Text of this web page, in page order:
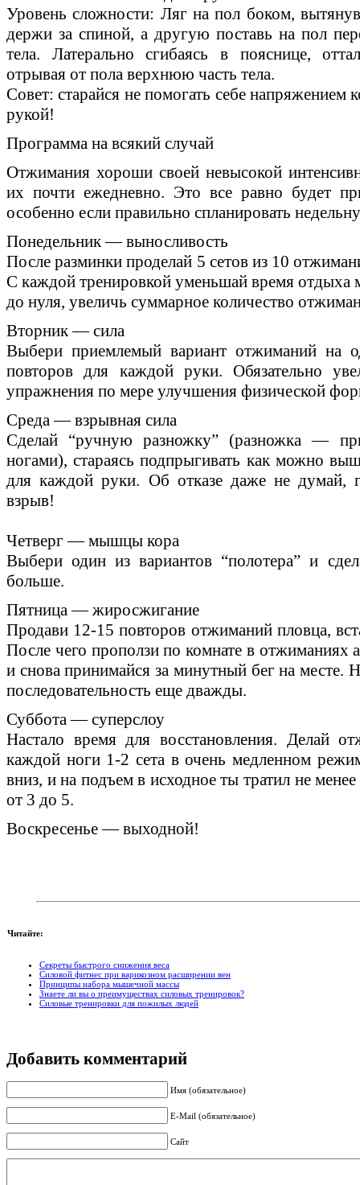
Уровень сложности: Ляг на пол боком,
держи за спиной, а другую поставь на пол
тела. Латерально сгибаясь в пояснице,
отрывая от пола верхнюю часть тела.
Совет: старайся не помогать себе
рукой!
Программа на всякий случай
Отжимания хороши своей невысокой
их почти ежедневно. Это все равно будет
особенно если правильно спланировать
Понедельник — выносливость
После разминки проделай 5 сетов из 10
С каждой тренировкой уменьшай время отдыха
до нуля, увеличь суммарное количество
Вторник — сила
Выбери приемлемый вариант отжиманий на
повторов для каждой руки. Обязательно
упражнения по мере улучшения физической
Среда — взрывная сила
Сделай “ручную разножку” (разножка —
ногами), стараясь подпрыгивать как можно
для каждой руки. Об отказе даже не
взрыв!
Четверг — мышцы кора
Выбери один из вариантов “полотера” и
больше.
Пятница — жиросжигание
Продави 12-15 повторов отжиманий пловца,
После чего проползи по комнате в отжиманиях
и снова принимайся за минутный бег на
последовательность еще дважды.
Суббота — суперслоу
Настало время для восстановления. Делай
каждой ноги 1-2 сета в очень медленном
вниз, и на подъем в исходное ты тратил не
от 3 до 5.
Воскресенье — выходной!
Читайте:
Секреты быстрого снижения веса
Силовой фитнес при варикозном расширении вен
Принципы набора мышечной массы
Знаете ли вы о преимуществах силовых тренировок?
Силовые тренировки для пожилых людей
Добавить комментарий
Имя (обязательное)
E-Mail (обязательное)
Сайт